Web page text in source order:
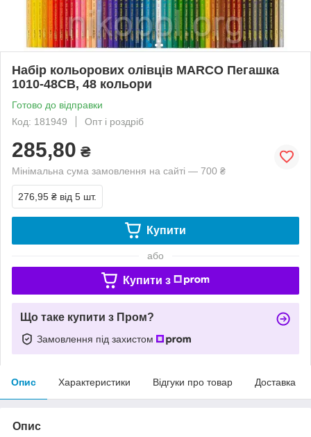
Набір кольорових олівців MARCO Пегашка
1010-48CB, 48 кольори
Готово до відправки
Код: 181949
Опт і роздріб
285,80 ₴
Мінімальна сума замовлення на сайті — 700 ₴
276,95 ₴ від 5 шт.
Купити
або
Купити з
Що таке купити з Пром?
Замовлення під захистом
Опис Характеристики Відгуки про товар Доставка
Опис